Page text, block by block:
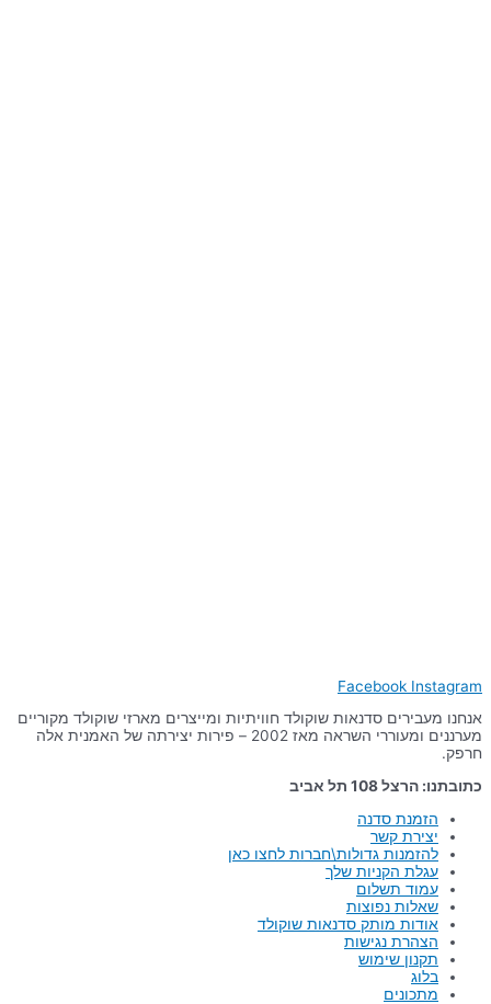
Facebook Instagram
אנחנו מעבירים סדנאות שוקולד חוויתיות ומייצרים מארזי שוקולד מקוריים
מערננים ומעוררי השראה מאז 2002 – פירות יצירתה של האמנית אלה
חרפק.
כתובתנו: הרצל 108 תל אביב
הזמנת סדנה
יצירת קשר
להזמנות גדולות\חברות לחצו כאן
עגלת הקניות שלך
עמוד תשלום
שאלות נפוצות
אודות מותק סדנאות שוקולד
הצהרת נגישות
תקנון שימוש
בלוג
מתכונים